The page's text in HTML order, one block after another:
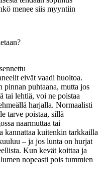
menee siis myyntiin
eivät vaadi huoltoa.
pinnan puhtaana, mutta jos
tai lehtiä, voi ne poistaa
harjalla. Normaalisti
tarve poistaa, sillä
naarmuttaa tai
kannattaa kuitenkin tarkkailla
– ja jos lunta on hurjat
Kun kevät koittaa ja
nopeasti pois tummien